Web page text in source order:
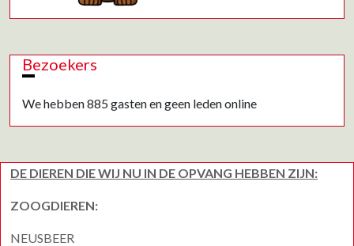
Bezoekers
We hebben 885 gasten en geen leden online
DE DIEREN DIE WIJ NU IN DE OPVANG HEBBEN ZIJN:
ZOOGDIEREN:
NEUSBEER